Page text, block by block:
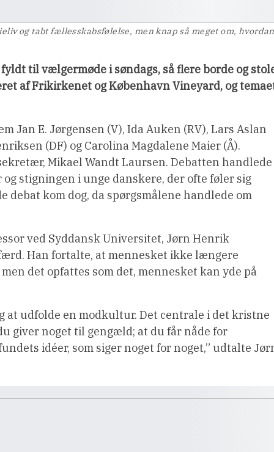
og tabt fællesskabsfølelse, men knap så meget om, hvordan
til vælgermøde i søndags, så flere borde og
af Frikirkenet og København Vineyard, og
Jan E. Jørgensen (V), Ida Auken (RV), Lars Aslan
(DF) og Carolina Magdalene Maier (Å).
Mikael Wandt Laursen. Debatten handlede
stigningen i unge danskere, der ofte føler sig
debat kom dog, da spørgsmålene handlede om
ved Syddansk Universitet, Jørn Henrik
Han fortalte, at mennesket ikke længere
det opfattes som det, mennesket kan yde på
at udfolde en modkultur. Det centrale i det kristne
giver noget til gengæld; at du får nåde for
idéer, som siger noget for noget,” udtalte